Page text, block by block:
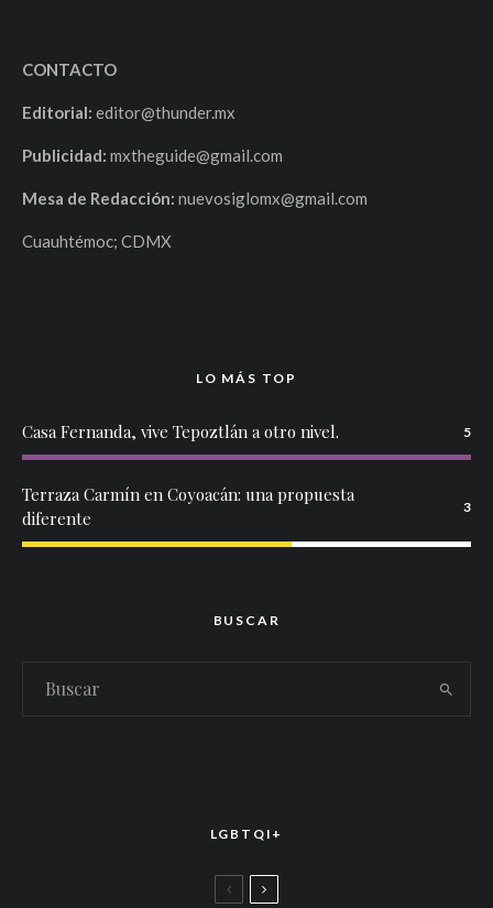
CONTACTO
Editorial: editor@thunder.mx
Publicidad: mxtheguide@gmail.com
Mesa de Redacción: nuevosiglomx@gmail.com
Cuauhtémoc; CDMX
LO MÁS TOP
Casa Fernanda, vive Tepoztlán a otro nivel. 5
Terraza Carmín en Coyoacán: una propuesta
diferente
3
BUSCAR
LGBTQI+